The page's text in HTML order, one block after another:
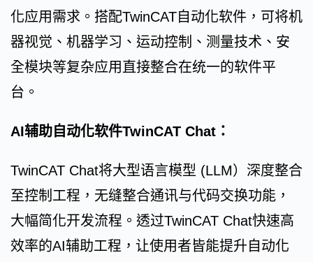
化应用需求。搭配TwinCAT自动化软件，可将机
器视觉、机器学习、运动控制、测量技术、安
全模块等复杂应用直接整合在统一的软件平
台。
AI辅助自动化软件TwinCAT Chat：
TwinCAT Chat将大型语言模型 (LLM）深度整合
至控制工程，无缝整合通讯与代码交换功能，
大幅简化开发流程。透过TwinCAT Chat快速高
效率的AI辅助工程，让使用者皆能提升自动化